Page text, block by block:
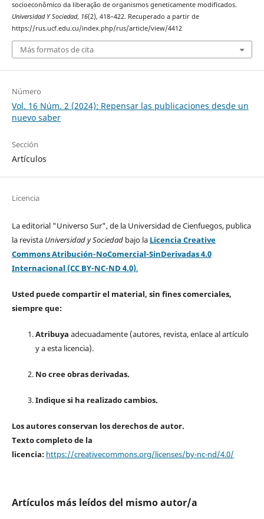
socioeconômico da liberação de organismos geneticamente modificados.
Universidad Y Sociedad, 16(2), 418–422. Recuperado a partir de
https://rus.ucf.edu.cu/index.php/rus/article/view/4412
Más formatos de cita
Número
Vol. 16 Núm. 2 (2024): Repensar las publicaciones desde un
nuevo saber
Sección
Artículos
Licencia
La editorial "Universo Sur", de la Universidad de Cienfuegos, publica
la revista Universidad y Sociedad bajo la Licencia Creative
Commons Atribución-NoComercial-SinDerivadas 4.0
Internacional (CC BY-NC-ND 4.0).
Usted puede compartir el material, sin fines comerciales,
siempre que:
Atribuya adecuadamente (autores, revista, enlace al artículo
y a esta licencia).
No cree obras derivadas.
Indique si ha realizado cambios.
Los autores conservan los derechos de autor.
Texto completo de la
licencia: https://creativecommons.org/licenses/by-nc-nd/4.0/
Artículos más leídos del mismo autor/a